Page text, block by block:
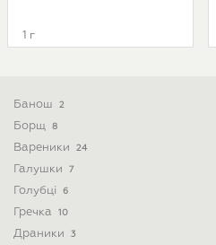
1 г
Банош 2
Борщ 8
Вареники 24
Галушки 7
Голубці 6
Гречка 10
Драники 3